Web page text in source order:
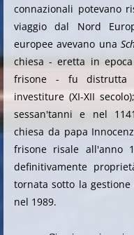
connazionali potevano
viaggio dal Nord
europee avevano una
chiesa - eretta in
frisone - fu distrutta
investiture (XI-XII
sessan'tanni e nel
chiesa da papa
frisone risale all'anno
definitivamente
tornata sotto la
nel 1989.